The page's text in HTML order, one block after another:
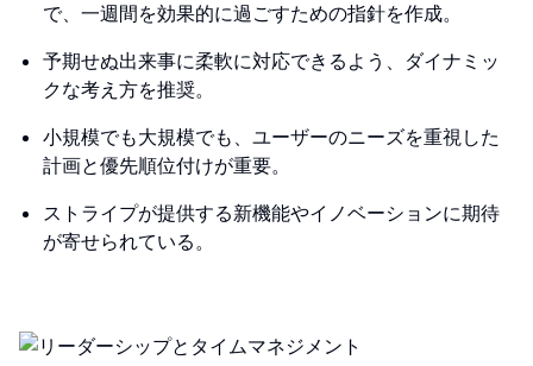
で、一週間を効果的に過ごすための指針を作成。
予期せぬ出来事に柔軟に対応できるよう、ダイナミッ
クな考え方を推奨。
小規模でも大規模でも、ユーザーのニーズを重視した
計画と優先順位付けが重要。
ストライプが提供する新機能やイノベーションに期待
が寄せられている。